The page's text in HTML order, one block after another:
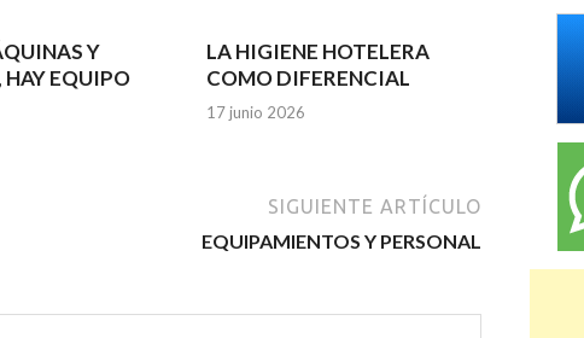
Y
EQUIPO
LA HIGIENE HOTELERA
COMO DIFERENCIAL
17 junio 2026
SIGUIENTE ARTÍCULO
EQUIPAMIENTOS Y PERSONAL